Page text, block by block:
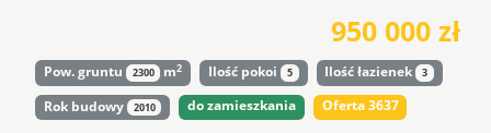
950 000 zł
Pow. gruntu 2300 m2 Ilość pokoi 5 Ilość łazienek 3
Rok budowy 2010 do zamieszkania Oferta 3637